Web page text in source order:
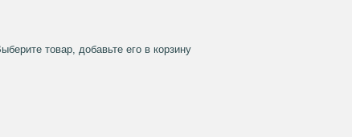
товар, добавьте его в корзину